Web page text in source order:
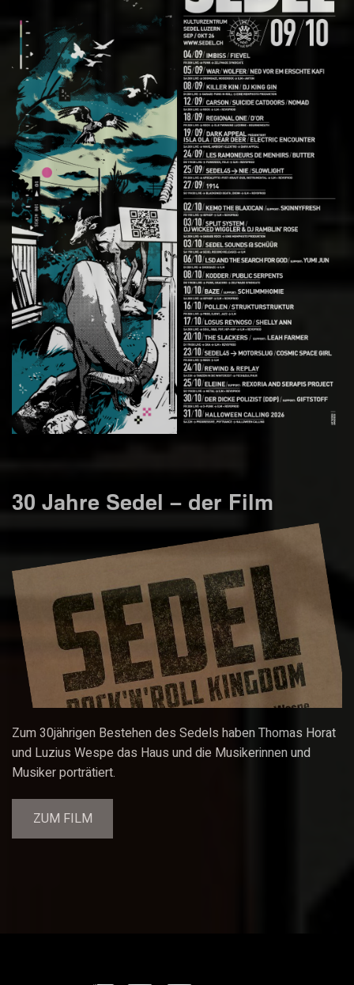
30 Jahre Sedel – der Film
Zum 30jährigen Bestehen des Sedels haben Thomas Horat
und Luzius Wespe das Haus und die Musikerinnen und
Musiker porträtiert.
ZUM FILM